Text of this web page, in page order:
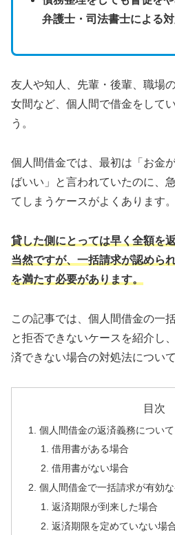
弁護士・司法書士による
友人や知人、先輩・後輩、職場
女間など、個人間で借金をして
う。
個人間借金では、最初は「お金
ばいい」と言われていたのに、
てしまうケースがよくあります。
貸した側にとっては早く全額を
当然ですが、一括請求が認めら
を満たす必要があります。
この記事では、個人間借金の一
と拒否できないケースを紹介し
済できない場合の対処法につい
目次
個人間借金の返済義務について
借用書がある場合
借用書がない場合
個人間借金で一括請求が有効
返済期限が到来した場合
返済期限を定めていない場